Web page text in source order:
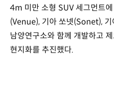
4m 미만 소형 SUV 세그먼트
(Venue), 기아 쏘넷(Sonet),
남양연구소와 함께 개발하고
현지화를 추진했다.